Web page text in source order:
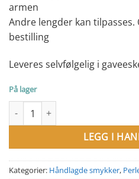
armen
Andre lengder kan
bestilling
Leveres selvfølgelig i
På lager
3-delt mintgrønne perlesett i 14
LEGG I
Kategorier: Håndlagde smykker,